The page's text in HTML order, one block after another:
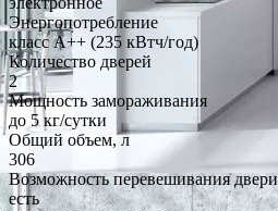
Энергопотребление
класс A++ (235 кВтч/год)
Количество дверей
2
Мощность замораживания
до 5 кг/cутки
Общий объем, л
306
Возможность перевешивания двери
есть